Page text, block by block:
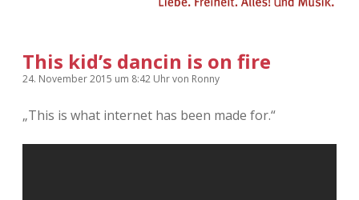
KFMW-Disco
Contact
Menü
öffnen
facebook
instagram
rss soundcloud
vimeoBluesky
This kid’s dancin is on fire
24. November 2015 um 8:42 Uhrvon Ronny
„This is what internet has been made for .“